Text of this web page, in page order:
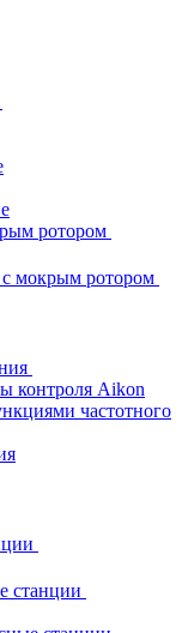
ротором
мокрым ротором
контроля Aikon
частотного
станции